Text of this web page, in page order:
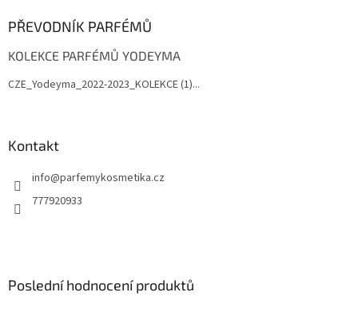
PŘEVODNÍK PARFÉMŮ
KOLEKCE PARFÉMŮ YODEYMA
CZE_Yodeyma_2022-2023_KOLEKCE (1)...
Kontakt
info@parfemykosmetika.cz
777920933
Poslední hodnocení produktů